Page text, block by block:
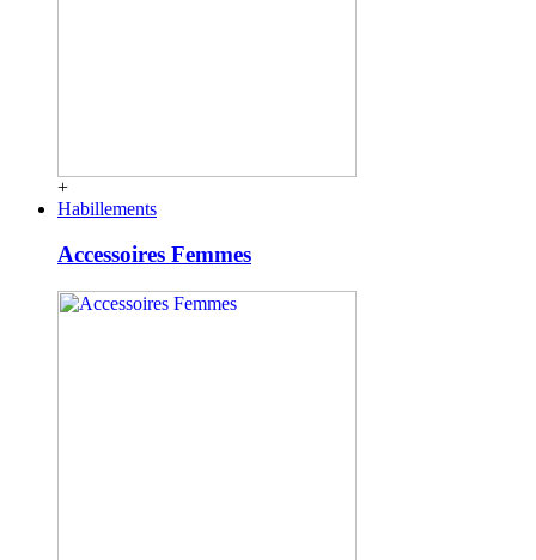
+
Habillements
Accessoires Femmes